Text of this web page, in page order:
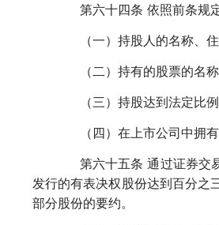
第六十四条 依照前条规定
（一）持股人的名称、
（二）持有的股票的名称
（三）持股达到法定比例
（四）在上市公司中拥有
第六十五条 通过证券交易
发行的有表决权股份达到百分之
部分股份的要约。